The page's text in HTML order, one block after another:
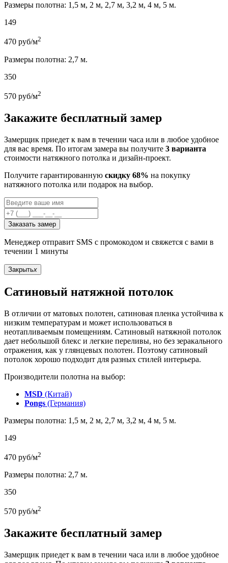
Размеры полотна: 1,5 м, 2 м, 2,7 м, 3,2 м, 4 м, 5 м.
149
470 руб/м2
Размеры полотна: 2,7 м.
350
570 руб/м2
Закажите бесплатный замер
Замерщик приедет к вам в течении часа или в любое удобное
для вас время. По итогам замера вы получите 3 варианта
стоимости натяжного потолка и дизайн-проект.
Получите гарантированную скидку 68% на покупку
натяжного потолка или подарок на выбор.
Заказать замер
Менеджер отправит SMS с промокодом и свяжется с вами в
течении 1 минуты
Закрытьx
Сатиновый натяжной потолок
В отличии от матовых полотен, сатиновая пленка устойчива к
низким температурам и может использоваться в
неотапливаемым помещениям. Сатиновый натяжной потолок
дает небольшой блекс и легкие переливы, но без зеракального
отражения, как у глянцевых полотен. Поэтому сатиновый
потолок хорошо подходит для разных стилей интерьера.
Производители полотна на выбор:
MSD (Китай)
Pongs (Германия)
Размеры полотна: 1,5 м, 2 м, 2,7 м, 3,2 м, 4 м, 5 м.
149
470 руб/м2
Размеры полотна: 2,7 м.
350
570 руб/м2
Закажите бесплатный замер
Замерщик приедет к вам в течении часа или в любое удобное